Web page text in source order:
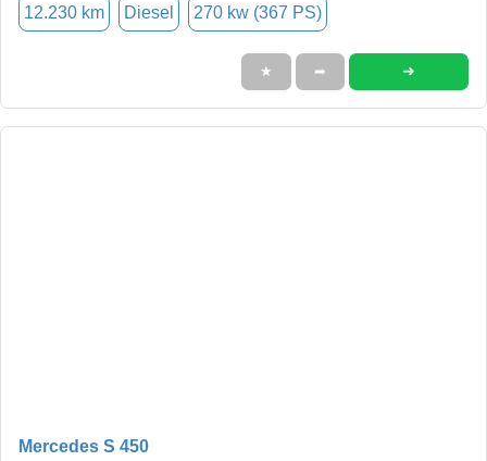
12.230 km Diesel 270 kw (367 PS)
★ ➦ ➜
Mercedes S 450